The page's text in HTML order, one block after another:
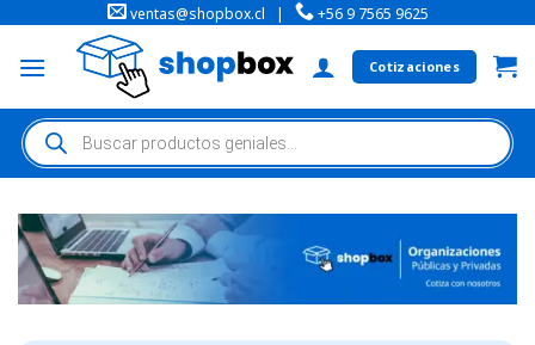
ventas@shopbox.cl | +56 9 7565 9625
Cotizaciones